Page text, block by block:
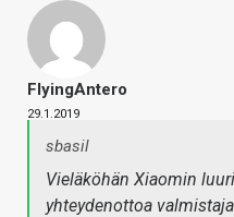
FlyingAntero
29.1.2019
sbasil
Vieläköhän Xiaomin
yhteydenottoa